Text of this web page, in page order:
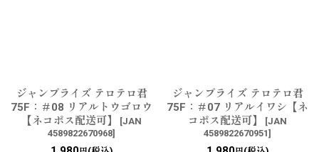
ジャンプライズ テロテロ君
75F：＃08 リアルトウゴロウ
【ネコポス配送可】
[JAN
4589822670968]
ジャンプライズ テロテロ君
75F：＃07 リアルイワシ【ネ
コポス配送可】
[JAN
4589822670951]